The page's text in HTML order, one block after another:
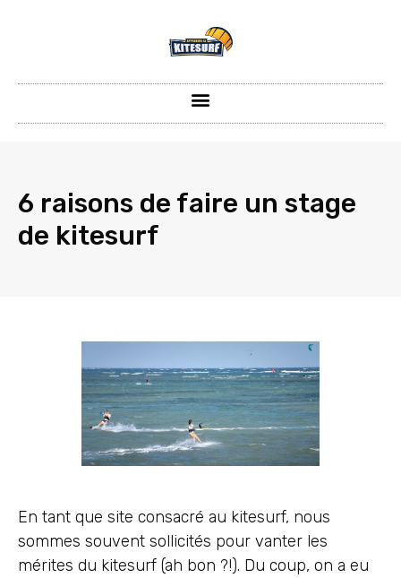
6 raisons de faire un stage
de kitesurf
En tant que site consacré au kitesurf, nous
sommes souvent sollicités pour vanter les
mérites du kitesurf (ah bon ?!). Du coup, on a eu